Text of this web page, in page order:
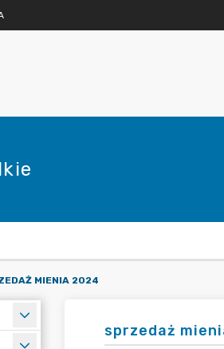
MIENIA 2024
sprzedaż